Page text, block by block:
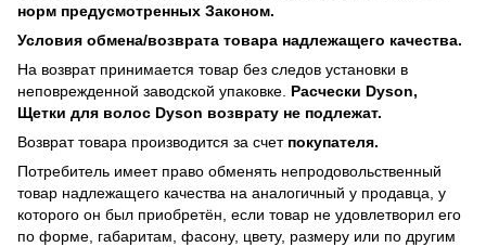
норм предусмотренных Законом.
Условия обмена/возврата товара надлежащего качества.
На возврат принимается товар без следов установки в
неповрежденной заводской упаковке. Расчески Dyson,
Щетки для волос Dyson возврату не подлежат.
Возврат товара производится за счет покупателя.
Потребитель имеет право обменять непродовольственный
товар надлежащего качества на аналогичный у продавца, у
которого он был приобретён, если товар не удовлетворил его
по форме, габаритам, фасону, цвету, размеру или по другим